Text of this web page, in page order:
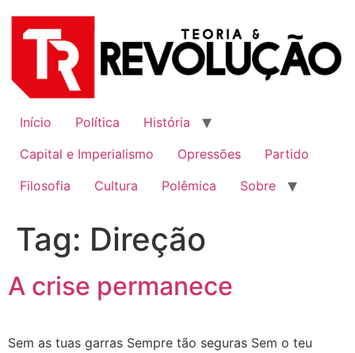
para
Início Política
História
Capital e Imperialismo
Opressões
Partido
Filosofia
Cultura Polêmica Sobre
Tag: Direção
A crise permanece
Sem as tuas garras Sempre tão seguras Sem o teu